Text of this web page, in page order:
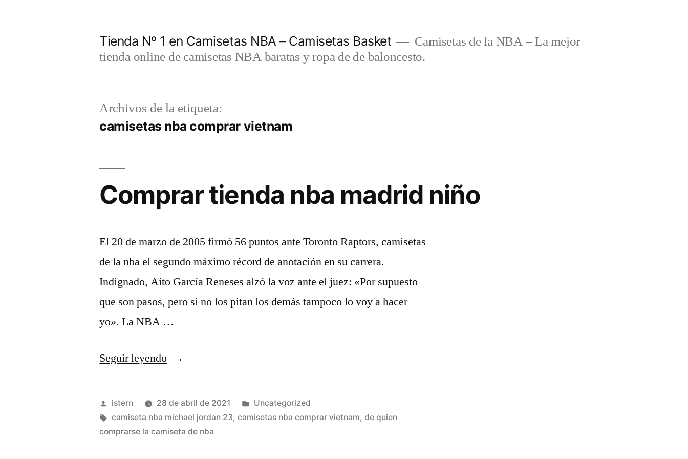
Tienda Nº 1 en Camisetas NBA – Camisetas Basket
Camisetas de la NBA – La mejor
tienda online de camisetas NBA baratas y ropa de de baloncesto.
Archivos de la etiqueta:
camisetas nba comprar vietnam
Comprar tienda nba madrid niño
El 20 de marzo de 2005 firmó 56 puntos ante Toronto Raptors, camisetas
de la nba el segundo máximo récord de anotación en su carrera.
Indignado, Aíto García Reneses alzó la voz ante el juez: «Por supuesto
que son pasos, pero si no los pitan los demás tampoco lo voy a hacer
yo». La NBA …
Seguir leyendo«Comprar
nba
madrid
niño»
Publicado
por
istern 28 de abril de 2021
Publicado
en
Uncategorized
Etiquetas:
camiseta nba michael jordan 23,camisetas nba comprar vietnam,de quien
comprarse la camiseta de nba